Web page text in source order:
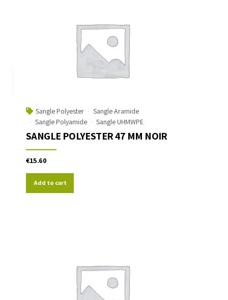
Sangle Polyester
Sangle Aramide
Sangle Polyamide
Sangle UHMWPE
SANGLE POLYESTER 47 MM NOIR
€15.60
Add to cart